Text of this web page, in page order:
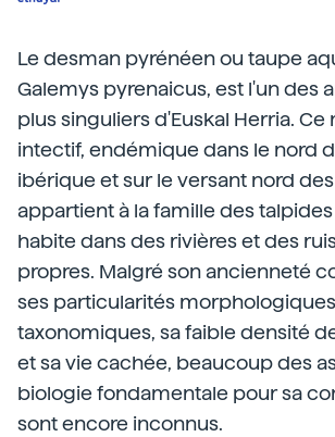
Le desman pyrénéen ou taupe
Galemys pyrenaicus, est l'un des
plus singuliers d'Euskal Herria.
intectif, endémique dans le nord
ibérique et sur le versant nord
appartient à la famille des
habite dans des rivières et des
propres. Malgré son ancienneté
ses particularités
taxonomiques, sa faible densité
et sa vie cachée, beaucoup des
biologie fondamentale pour sa
sont encore inconnus.